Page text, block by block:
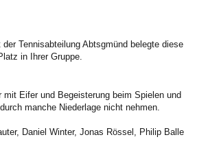
Tennisabteilung Abtsgmünd belegte diese
in Ihrer Gruppe.
mit Eifer und Begeisterung beim Spielen und
manche Niederlage nicht nehmen.
Daniel Winter, Jonas Rössel, Philip Balle